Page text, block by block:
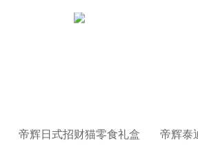
帝辉日式招财猫零食礼盒